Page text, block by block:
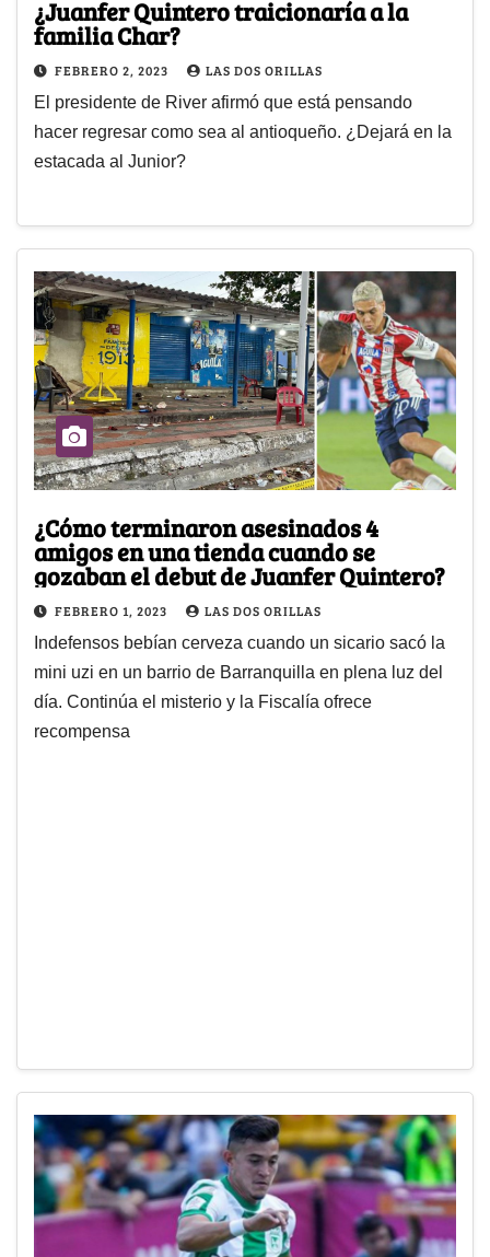
¿Juanfer Quintero traicionaría a la
familia Char?
FEBRERO 2, 2023 LAS DOS ORILLAS
El presidente de River afirmó que está pensando
hacer regresar como sea al antioqueño. ¿Dejará en la
estacada al Junior?
¿Cómo terminaron asesinados 4
amigos en una tienda cuando se
gozaban el debut de Juanfer Quintero?
FEBRERO 1, 2023 LAS DOS ORILLAS
Indefensos bebían cerveza cuando un sicario sacó la
mini uzi en un barrio de Barranquilla en plena luz del
día. Continúa el misterio y la Fiscalía ofrece
recompensa